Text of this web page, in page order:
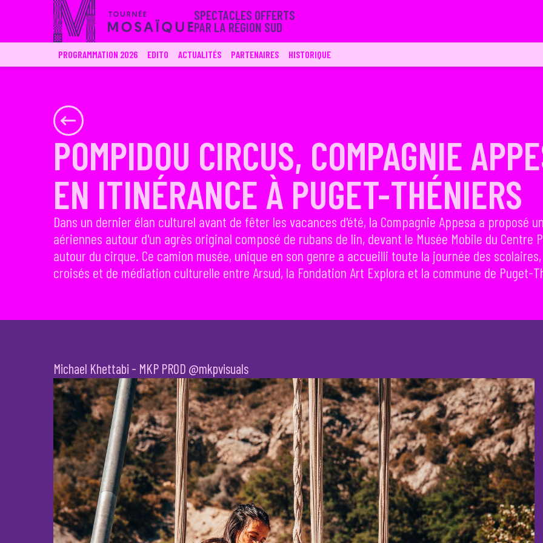
SPECTACLES OFFERTS
PAR LA RÉGION SUD
PROGRAMMATION 2026 EDITO ACTUALITÉS PARTENAIRES HISTORIQUE
POMPIDOU CIRCUS, COMPAGNIE
EN ITINÉRANCE À PUGET-THÉNIERS
Dans un dernier élan culturel avant de fêter les vacances d'été, la Compagnie Appesa a proposé
aériennes autour d'un agrès original composé de rubans de lin, devant le Musée Mobile du
autour du cirque. Ce camion musée, unique en son genre a accueilli toute la journée des
croisés et de médiation culturelle entre Arsud, la Fondation Art Explora et la commune de Puget-
Michael Khettabi - MKP PROD @mkpvisuals